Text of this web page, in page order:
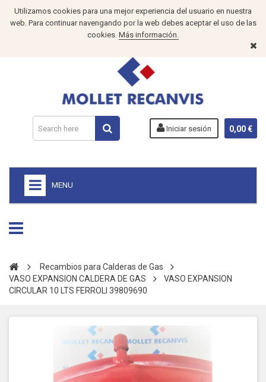
Utilizamos cookies para una mejor experiencia del usuario en nuestra
web. Para continuar navengando por la web debes aceptar el uso de las
cookies. Más información.
0,00 €
Iniciar sesión
MENU
Recambios para Calderas de Gas
VASO EXPANSION CALDERA DE GAS
VASO EXPANSION
CIRCULAR 10 LTS FERROLI 39809690